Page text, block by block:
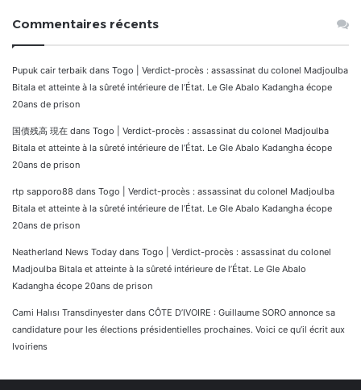
Commentaires récents
Pupuk cair terbaik dans Togo | Verdict-procès : assassinat du colonel Madjoulba
Bitala et atteinte à la sûreté intérieure de l’État. Le Gle Abalo Kadangha écope
20ans de prison
国債残高 現在 dans Togo | Verdict-procès : assassinat du colonel Madjoulba
Bitala et atteinte à la sûreté intérieure de l’État. Le Gle Abalo Kadangha écope
20ans de prison
rtp sapporo88 dans Togo | Verdict-procès : assassinat du colonel Madjoulba
Bitala et atteinte à la sûreté intérieure de l’État. Le Gle Abalo Kadangha écope
20ans de prison
Neatherland News Today dans Togo | Verdict-procès : assassinat du colonel
Madjoulba Bitala et atteinte à la sûreté intérieure de l’État. Le Gle Abalo
Kadangha écope 20ans de prison
Cami Halısı Transdinyester dans CÔTE D’IVOIRE : Guillaume SORO annonce sa
candidature pour les élections présidentielles prochaines. Voici ce qu’il écrit aux
Ivoiriens